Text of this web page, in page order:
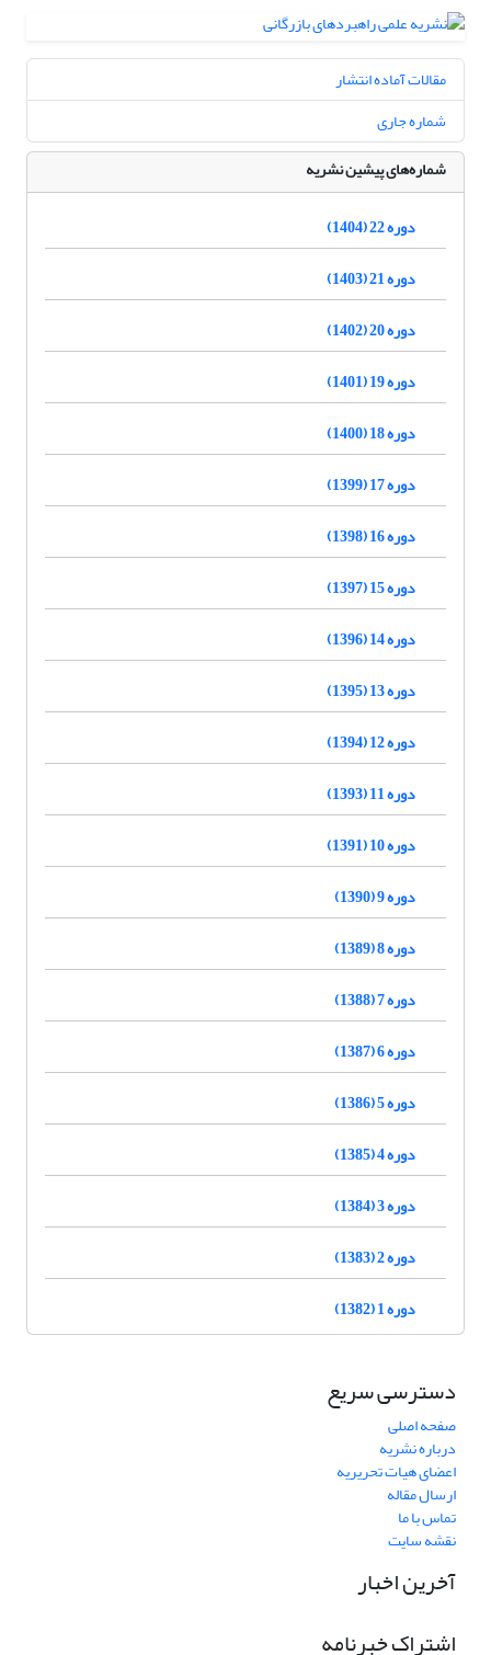
مقالات آماده انتشار
شماره جاری
شماره‌های پیشین نشریه
دوره 22 (1404)
دوره 21 (1403)
دوره 20 (1402)
دوره 19 (1401)
دوره 18 (1400)
دوره 17 (1399)
دوره 16 (1398)
دوره 15 (1397)
دوره 14 (1396)
دوره 13 (1395)
دوره 12 (1394)
دوره 11 (1393)
دوره 10 (1391)
دوره 9 (1390)
دوره 8 (1389)
دوره 7 (1388)
دوره 6 (1387)
دوره 5 (1386)
دوره 4 (1385)
دوره 3 (1384)
دوره 2 (1383)
دوره 1 (1382)
دسترسی سریع
صفحه اصلی
درباره نشریه
اعضای هیات تحریریه
ارسال مقاله
تماس با ما
نقشه سایت
آخرین اخبار
اشتراک خبرنامه